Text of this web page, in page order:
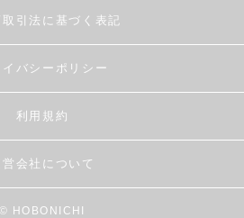
引法に基づく表記
イバシーポリシー
利用規約
営会社について
© HOBONICHI